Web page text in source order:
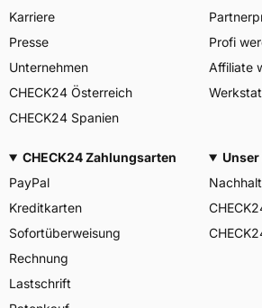
Karriere
Presse
Unternehmen
CHECK24 Österreich
CHECK24 Spanien
Profi
Affiliate
CHECK24 Zahlungsarten
PayPal
Kreditkarten
Sofortüberweisung
Rechnung
Lastschrift